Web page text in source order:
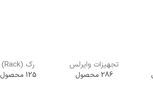
تجهیزات وایرلس
286 محصول
رک (Rack)
125 محصول